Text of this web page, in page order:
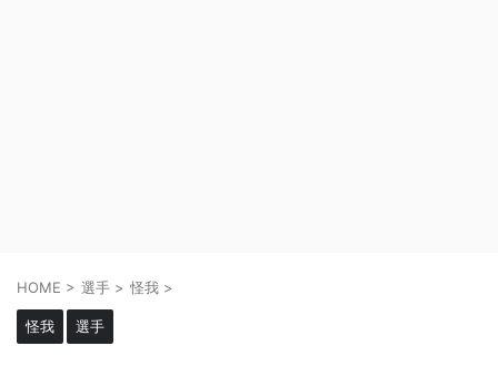
HOME > 選手 > 怪我 >
怪我 選手